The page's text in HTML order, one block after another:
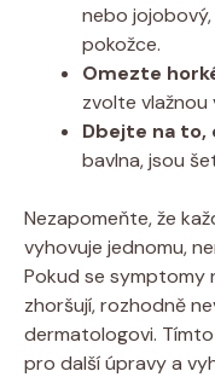
nebo⁣
⁣pokožce.
Omezte
zvolte ‌vlažnou
Dbejte na ⁤to,
bavlna, jsou
Nezapomeňte, že
vyhovuje jednomu,
Pokud se symptomy
zhoršují, rozhodně⁤
dermatologovi.⁣
pro ‍další úpravy a